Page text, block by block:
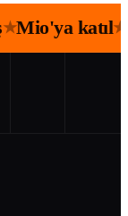
★Mio'ya katıl★